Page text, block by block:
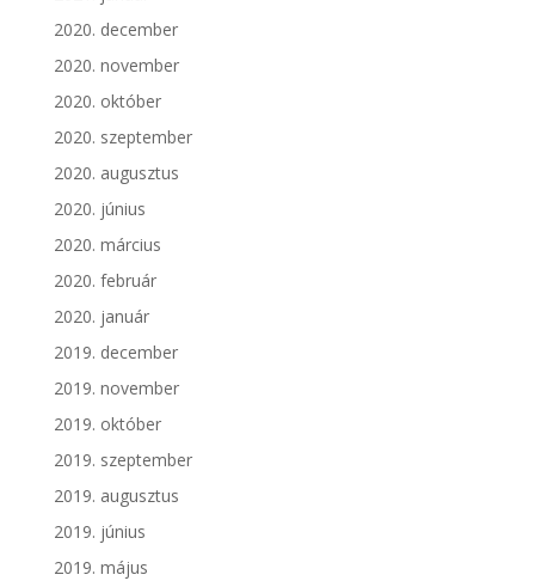
2020. december
2020. november
2020. október
2020. szeptember
2020. augusztus
2020. június
2020. március
2020. február
2020. január
2019. december
2019. november
2019. október
2019. szeptember
2019. augusztus
2019. június
2019. május